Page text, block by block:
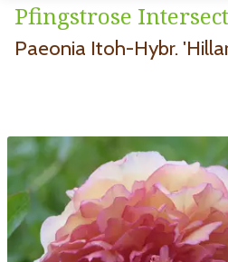
Pfingstrose
Paeonia Itoh-Hybr.